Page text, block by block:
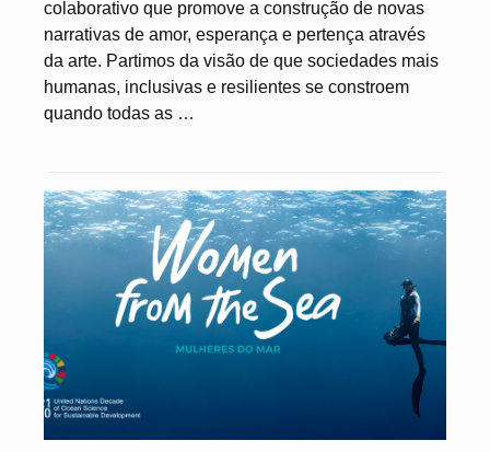
colaborativo que promove a construção de novas
narrativas de amor, esperança e pertença através
da arte. Partimos da visão de que sociedades mais
humanas, inclusivas e resilientes se constroem
quando todas as …